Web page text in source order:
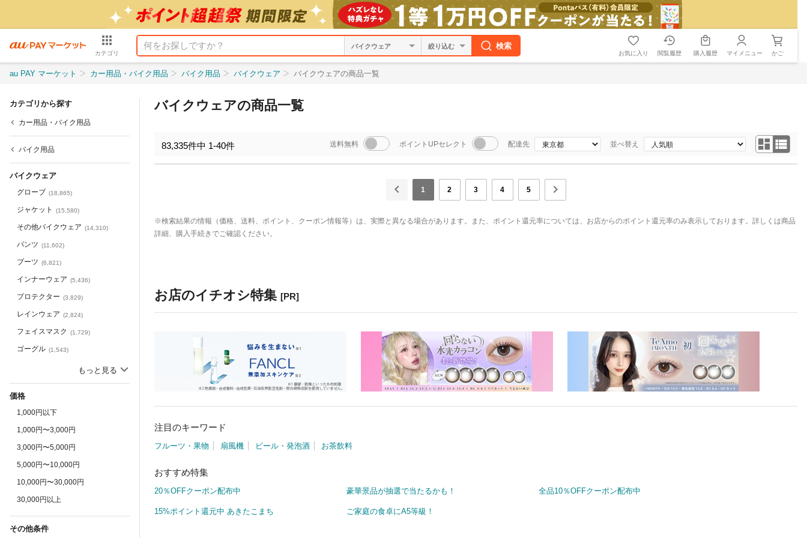
カテゴリ
絞り込む 検索
お気に入り 閲覧履歴 購入履歴 マイメニュー かご
au PAY マーケット カー用品・バイク用品 バイク用品 バイクウェア バイクウェアの商品一覧
カテゴリから探す
カー用品・バイク用品
バイク用品
バイクウェア
グローブ (18,865)
ジャケット (15,580)
その他バイクウェア (14,310)
パンツ (11,602)
ブーツ (6,821)
インナーウェア (5,436)
プロテクター (3,829)
レインウェア (2,824)
フェイスマスク (1,729)
ゴーグル (1,543)
レーシングスーツ (100)
チャップス
つなぎ
もっと見る
価格
1,000円以下
1,000円〜3,000円
3,000円〜5,000円
5,000円〜10,000円
10,000円〜30,000円
30,000円以上
その他条件
バイクウェアの商品一覧
83,335件中 1-40件 送料無料 ポイントUPセレクト 配達先 並べ替え
1 2 3 4 5
※検索結果の情報（価格、送料、ポイント、クーポン情報等）は、実際と異なる場合があります。また、ポイント還元率については、お店からのポイント還元率のみ表示しております。詳しくは商品
詳細、購入手続きでご確認ください。
お店のイチオシ特集 [PR]
注目のキーワード
フルーツ・果物 扇風機 ビール・発泡酒 お茶飲料
おすすめ特集
20％OFFクーポン配布中 豪華景品が抽選で当たるかも！ 全品10％OFFクーポン配布中
15%ポイント還元中 あきたこまち ご家庭の食卓にA5等級！